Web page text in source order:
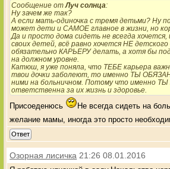
Сообщение отЛуч солнца:
Ну зачем же так?
А если мать-одиночка с тремя детьми? Ну
может дети и САМОЕ главное в жизни, но
Да и просто дома сидеть не всегда хочется,
своих детей, всё равно хочется НЕ
обязательно КАРЬЕРУ делать, а хотя бы
на должном уровне.
Катюш, я уже поняла, что ТЕБЕ карьера
твои дочки заболеют, то именно ТЫ
ними на больничном. Потому что именно
ответственна за их жизнь и здоровье.
Присоеденюсь
Не всегда сидеть на
желание мамы, иногда это просто
Ответ
Озорная лисичка 21:26 08.01.2016